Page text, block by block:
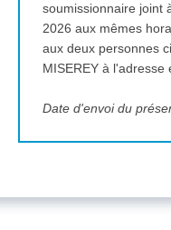
soumissionnaire joint
2026 aux mêmes
aux deux personnes
MISEREY à
Date d'envoi du